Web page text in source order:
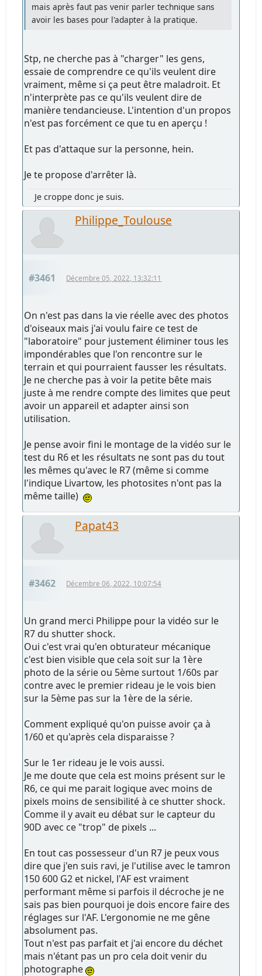
mais après faut pas venir parler technique sans
avoir les bases pour l'adapter à la pratique.
Stp, ne cherche pas à "charger" les gens,
essaie de comprendre ce qu'ils veulent dire
vraiment, même si ça peut être maladroit. Et
n'interprète pas ce qu'ils veulent dire de
manière tendancieuse. L'intention d'un propos
n'est pas forcément ce que tu en aperçu !
Et pas d'attaque sur la personne, hein.
Je te propose d'arrêter là.
Je croppe donc je suis.
Philippe_Toulouse
#3461 Décembre 05, 2022, 13:32:11
On n'est pas dans la vie réelle avec des photos
d'oiseaux mais j'ai voulu faire ce test de
"laboratoire" pour justement éliminer tous les
impondérables que l'on rencontre sur le
terrain et qui pourraient fausser les résultats.
Je ne cherche pas à voir la petite bête mais
juste à me rendre compte des limites que peut
avoir un appareil et adapter ainsi son
utilisation.
Je pense avoir fini le montage de la vidéo sur le
test du R6 et les résultats ne sont pas du tout
les mêmes qu'avec le R7 (même si comme
l'indique Livartow, les photosites n'ont pas la
même taille)
Papat43
#3462 Décembre 06, 2022, 10:07:54
Un grand merci Philippe pour la vidéo sur le
R7 du shutter shock.
Oui c'est vrai qu'en obturateur mécanique
c'est bien visible que cela soit sur la 1ère
photo de la série ou 5ème surtout 1/60s par
contre avec le premier rideau je le vois bien
sur la 5ème pas sur la 1ère de la série.
Comment expliqué qu'on puisse avoir ça à
1/60 et qu'après cela disparaisse ?
Sur le 1er rideau je le vois aussi.
Je me doute que cela est moins présent sur le
R6, ce qui me parait logique avec moins de
pixels moins de sensibilité à ce shutter shock.
Comme il y avait eu débat sur le capteur du
90D avec ce "trop" de pixels ...
En tout cas possesseur d'un R7 je peux vous
dire que j'en suis ravi, je l'utilise avec le tamron
150 600 G2 et nickel, l'AF est vraiment
performant même si parfois il décroche je ne
sais pas bien pourquoi je dois encore faire des
réglages sur l'AF. L'ergonomie ne me gêne
absolument pas.
Tout n'est pas parfait et j'ai encore du déchet
mais n'étant pas un pro cela doit venir du
photographe